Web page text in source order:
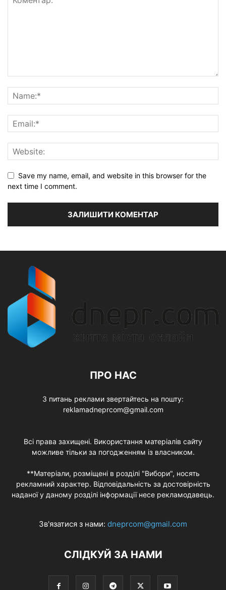
Save my name, email, and website in this browser for the
next time I comment.
ПРО НАС
З питань реклами звертайтесь на пошту:
reklamadneprcom@gmail.com
Всі права захищені. Використання матеріалів сайту
можливе тільки за погодженням із власником.
**Матеріали, розміщені в розділі "Вибори", носять
рекламний характер. Відповідальність за достовірність
наданої у даному розділі інформації несе рекламодавець.
Зв'язатися з нами: dneprcom@gmail.com
СЛІДКУЙ ЗА НАМИ